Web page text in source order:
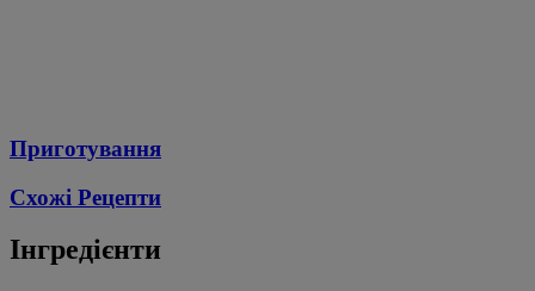
Приготування
Схожі Рецепти
Інгредієнти